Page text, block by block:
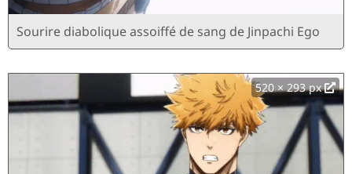
Sourire diabolique assoiffé de sang de Jinpachi Ego
520 × 293 px